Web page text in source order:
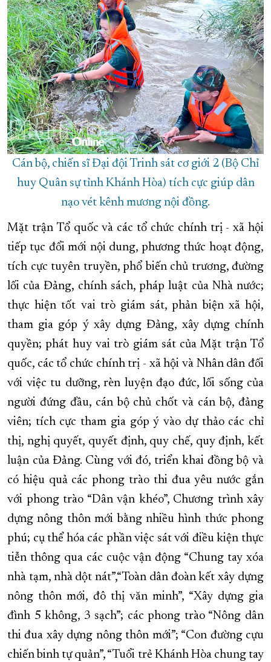
Cán bộ, chiến sĩ Đại đội Trinh sát cơ giới 2 (Bộ Chỉ
huy Quân sự tỉnh Khánh Hòa) tích cực giúp dân
nạo vét kênh mương nội đồng.
Mặt trận Tổ quốc và các tổ chức chính trị - xã hội
tiếp tục đổi mới nội dung, phương thức hoạt động,
tích cực tuyên truyền, phổ biến chủ trương, đường
lối của Đảng, chính sách, pháp luật của Nhà nước;
thực hiện tốt vai trò giám sát, phản biện xã hội,
tham gia góp ý xây dựng Đảng, xây dựng chính
quyền; phát huy vai trò giám sát của Mặt trận Tổ
quốc, các tổ chức chính trị - xã hội và Nhân dân đối
với việc tu dưỡng, rèn luyện đạo đức, lối sống của
người đứng đầu, cán bộ chủ chốt và cán bộ, đảng
viên; tích cực tham gia góp ý vào dự thảo các chỉ
thị, nghị quyết, quyết định, quy chế, quy định, kết
luận của Đảng. Cùng với đó, triển khai đồng bộ và
có hiệu quả các phong trào thi đua yêu nước gắn
với phong trào “Dân vận khéo”, Chương trình xây
dựng nông thôn mới bằng nhiều hình thức phong
phú; cụ thể hóa các phần việc sát với điều kiện thực
tiễn thông qua các cuộc vận động “Chung tay xóa
nhà tạm, nhà dột nát”,“Toàn dân đoàn kết xây dựng
nông thôn mới, đô thị văn minh”, “Xây dựng gia
đình 5 không, 3 sạch”; các phong trào “Nông dân
thi đua xây dựng nông thôn mới”; “Con đường cựu
chiến binh tự quản”, “Tuổi trẻ Khánh Hòa chung tay